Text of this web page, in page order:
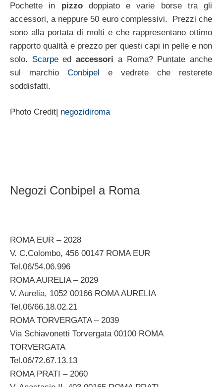
Pochette in pizzodoppiato e varie borse tra gli
accessori, a neppure 50 euro complessivi. Prezzi che
sono alla portata di molti e che rappresentano ottimo
rapporto qualità e prezzo per questi capi in pelle e non
solo. Scarpeedaccessori a Roma? Puntate anche
sul marchio Conbipel e vedrete che resterete
soddisfatti.
Photo Credit| negozidiroma
Negozi Conbipel a Roma
ROMA EUR – 2028
V. C.Colombo, 456 00147 ROMA EUR
Tel.06/54.06.996
ROMA AURELIA – 2029
V. Aurelia, 1052 00166 ROMA AURELIA
Tel.06/66.18.02.21
ROMA TORVERGATA – 2039
Via Schiavonetti Torvergata 00100 ROMA
TORVERGATA
Tel.06/72.67.13.13
ROMA PRATI – 2060